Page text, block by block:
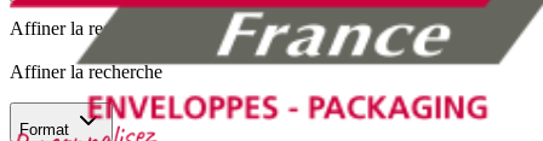
Affiner la recherche
Affiner la recherche
Format